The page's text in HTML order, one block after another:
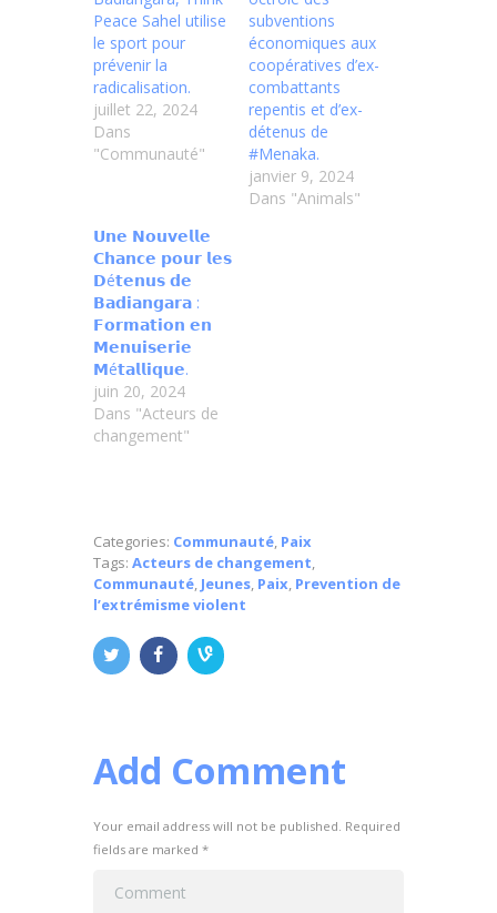
Peace Sahel utilise
le sport pour
prévenir la
radicalisation.
juillet 22, 2024
Dans
"Communauté"
subventions
économiques aux
coopératives d’ex-
combattants
repentis et d’ex-
détenus de
#Menaka.
janvier 9, 2024
Dans "Animals"
𝗨𝗻𝗲 𝗡𝗼𝘂𝘃𝗲𝗹𝗹𝗲
𝗖𝗵𝗮𝗻𝗰𝗲 𝗽𝗼𝘂𝗿 𝗹𝗲𝘀
𝗗é𝘁𝗲𝗻𝘂𝘀 𝗱𝗲
𝗕𝗮𝗱𝗶𝗮𝗻𝗴𝗮𝗿𝗮 :
𝗙𝗼𝗿𝗺𝗮𝘁𝗶𝗼𝗻 𝗲𝗻
𝗠𝗲𝗻𝘂𝗶𝘀𝗲𝗿𝗶𝗲
𝗠é𝘁𝗮𝗹𝗹𝗶𝗾𝘂𝗲.
juin 20, 2024
Dans "Acteurs de
changement"
Categories: Communauté, Paix
Tags: Acteurs de changement,
Communauté, Jeunes, Paix, Prevention de
l’extrémisme violent
Add Comment
Your email address will not be published. Required
fields are marked *